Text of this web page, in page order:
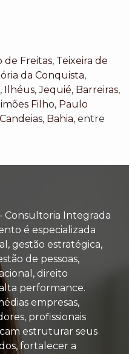
de Freitas, Teixeira de
da Conquista,
, Ilhéus,Jequié, Barreiras,
Filho, Paulo
Candeias, Bahia, entre
Consultoria Integrada
é especializada
gestão estratégica,
de pessoas,
direito
performance.
empresas,
profissionais
estruturar seus
fortalecer a